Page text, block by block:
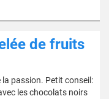
de fruits
passion. Petit conseil:
les chocolats noirs